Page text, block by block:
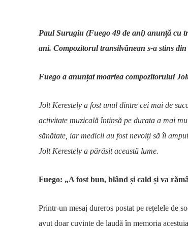
Paul Surugiu (Fuego 49 de ani) anunță cu
ani. Compozitorul transilvănean s-a stins
Fuego a anunțat moartea compozitorului
Jolt Kerestely a fost unul dintre cei mai de
activitate muzicală întinsă pe durata a mai
sănătate, iar medicii au fost nevoiți să îi
Jolt Kerestely a părăsit această lume.
Fuego: „A fost bun, blând și cald și va
Printr-un mesaj dureros postat pe rețelele de
avut doar cuvinte de laudă în memoria